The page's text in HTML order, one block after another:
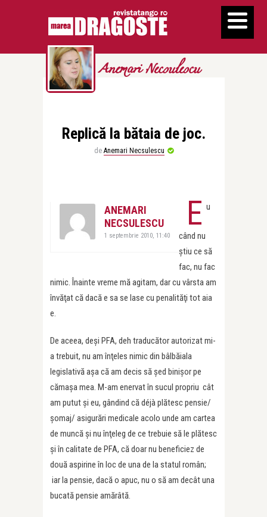
Anemari Necsulescu
Replică la bătaia de joc.
de Anemari Necsulescu
ANEMARI
NECSULESCU
1 septembrie 2010, 11:40
E u
când nu
ştiu ce să
fac, nu fac
nimic. Înainte vreme mă agitam, dar cu vârsta am
învăţat că dacă e sa se lase cu penalităţi tot aia
e.
De aceea, deşi PFA, deh traducător autorizat mi-
a trebuit, nu am înţeles nimic din bâlbăiala
legislativă aşa că am decis să şed binişor pe
cămaşa mea. M-am enervat în sucul propriu cât
am putut şi eu, gândind că déjà plătesc pensie/
şomaj/ asigurări medicale acolo unde am cartea
de muncă şi nu înţeleg de ce trebuie să le plătesc
şi în calitate de PFA, că doar nu beneficiez de
două aspirine în loc de una de la statul român;
iar la pensie, dacă o apuc, nu o să am decât una
bucată pensie amărâtă.